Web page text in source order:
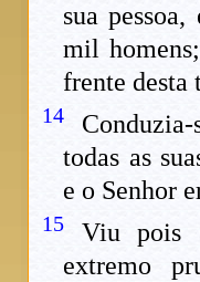
sua
mil
frente desta
14
todas as
e o Senhor
15 Viu pois
extremo